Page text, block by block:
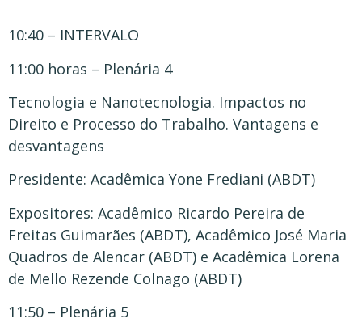
10:40 – INTERVALO
11:00 horas – Plenária 4
Tecnologia e Nanotecnologia. Impactos no
Direito e Processo do Trabalho. Vantagens e
desvantagens
Presidente: Acadêmica Yone Frediani (ABDT)
Expositores: Acadêmico Ricardo Pereira de
Freitas Guimarães (ABDT), Acadêmico José Maria
Quadros de Alencar (ABDT) e Acadêmica Lorena
de Mello Rezende Colnago (ABDT)
11:50 – Plenária 5